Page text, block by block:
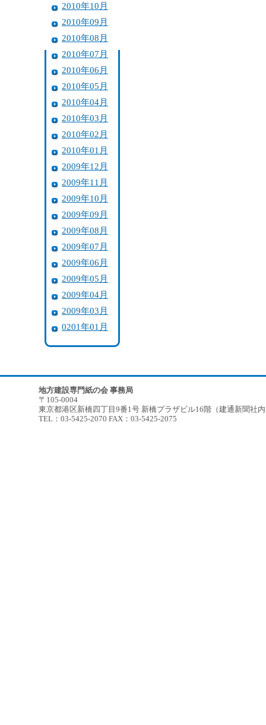
2010年10月
2010年09月
2010年08月
2010年07月
2010年06月
2010年05月
2010年04月
2010年03月
2010年02月
2010年01月
2009年12月
2009年11月
2009年10月
2009年09月
2009年08月
2009年07月
2009年06月
2009年05月
2009年04月
2009年03月
0201年01月
地方建設専門紙の会 事務局
〒105-0004
東京都港区新橋四丁目9番1号 新橋プラザビル16階（建通新聞社
TEL：03-5425-2070 FAX：03-5425-2075